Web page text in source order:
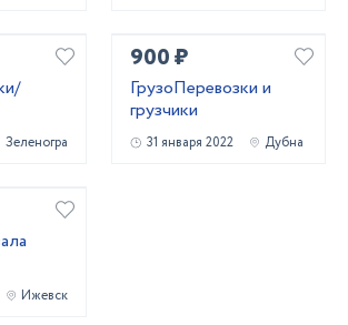
Зеленоград
900 ₽
ГрузоПеревозки и
грузчики
31 января 2022 Дубна
Ижевск